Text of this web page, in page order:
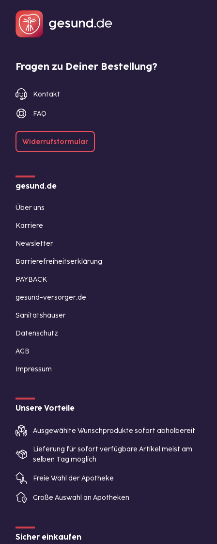
Fragen zu Deiner Bestellung?
Kontakt
FAQ
Widerrufsformular
gesund.de
Über uns
Karriere
Newsletter
Barrierefreiheitserklärung
PAYBACK
gesund-versorger.de
Sanitätshäuser
Datenschutz
AGB
Impressum
Unsere Vorteile
Ausgewählte Wunschprodukte sofort abholbereit
Lieferung für sofort verfügbare Artikel meist am
selben Tag möglich
Freie Wahl der Apotheke
Große Auswahl an Apotheken
Sicher einkaufen